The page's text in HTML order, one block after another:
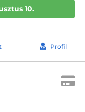
10.
Profil